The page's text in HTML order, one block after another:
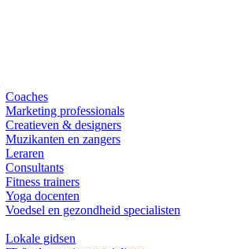
Coaches
Marketing professionals
Creatieven & designers
Muzikanten en zangers
Leraren
Consultants
Fitness trainers
Yoga docenten
Voedsel en gezondheid specialisten
Lokale gidsen